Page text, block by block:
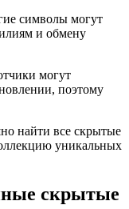
символы могут
и обмену
могут
поэтому
найти все скрытые
уникальных
скрытые